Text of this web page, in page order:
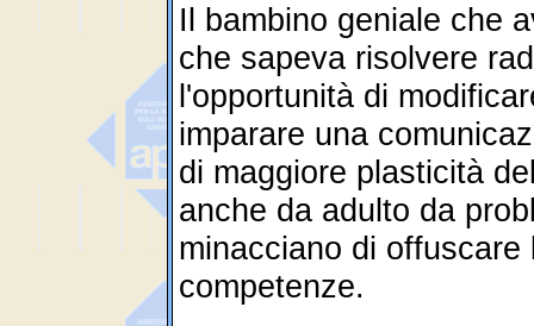
Il bambino geniale che
che sapeva risolvere
l'opportunità di
imparare una
di maggiore plasticità
anche da adulto da
minacciano di
competenze.